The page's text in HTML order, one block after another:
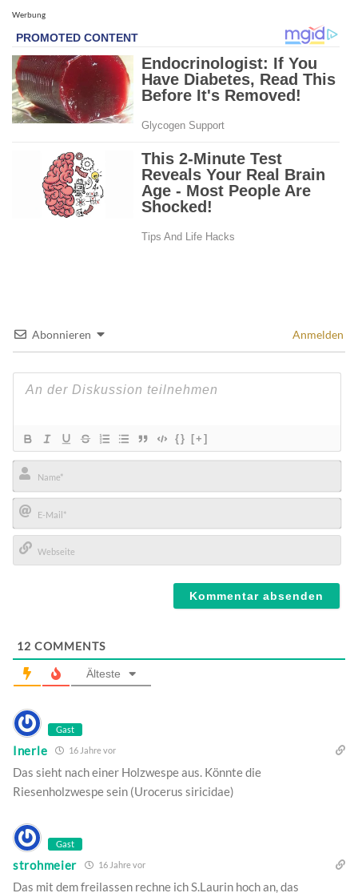
Werbung
Abonnieren Anmelden
{} [+]
Name*
E-
Mail*
12 COMMENTS
Älteste
Gast
Inerle 16 Jahre vor
Das sieht nach einer Holzwespe aus. Könnte die
Riesenholzwespe sein (Urocerus siricidae)
Gast
strohmeier 16 Jahre vor
Das mit dem freilassen rechne ich S.Laurin hoch an, das